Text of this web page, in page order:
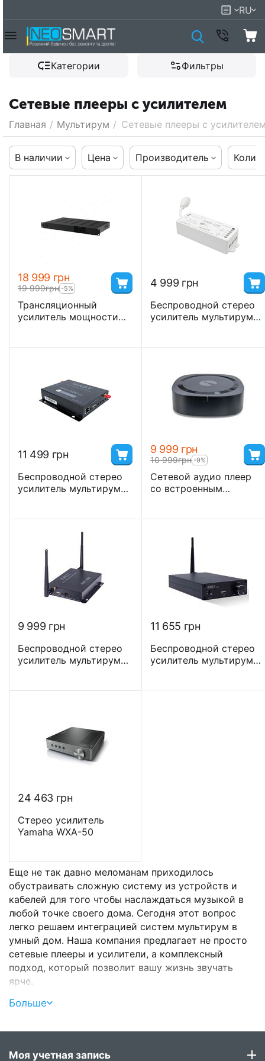
RU
Категории Фильтры
Сетевые плееры с усилителем
Главная / Мультирум / Сетевые плееры с
В наличии Цена Производитель
Еще не так давно меломанам приходилось
обустраивать сложную систему из устройств и
кабелей для того чтобы наслаждаться музыкой в
любой точке своего дома. Сегодня этот вопрос
легко решаем интеграцией систем мультирум в
умный дом. Наша компания предлагает не просто
сетевые плееры и усилители, а комплексный
подход, который позволит вашу жизнь звучать
ярче.
Достоинства системы мультирум
для умного дома
Функционально система мультирум представляет
Больше
18 999 грн
19 999грн -5%
Трансляционный
усилитель мощности
4 999 грн
Беспроводной стерео
усилитель мультирум
11 499 грн
Беспроводной стерео
усилитель мультирум
9 999 грн
10 999грн -9%
Сетевой аудио плеер
со встроенным
AirPlay Bluetooth 5.0
9 999 грн
Беспроводной стерео
усилитель мультирум
11 655 грн
Беспроводной стерео
усилитель мультирум
24 463 грн
Стерео усилитель
Yamaha WXA-50
Моя учетная запись